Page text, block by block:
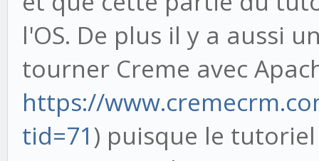
l'OS. De plus il y a aussi
tourner Creme avec
https://
tid=71) puisque le